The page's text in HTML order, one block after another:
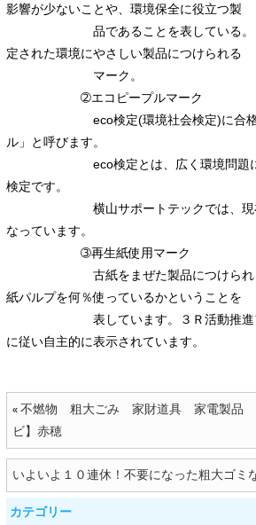
影響が少ないことや、環境保全に役立つ製
品であることを表している。日本
定された環境にやさしい製品につけられる
マーク。
➁エコピープルマーク
eco検定(環境社会検定)に合格し
ル」と呼びます。
eco検定とは、広く環境問題に関
検定です。
横山サポートテックでは、現在９
なっています。
➂再生紙使用マーク
古紙をまぜた製品につけられるマ
紙パルプを何％使っているかということを
表しています。３Ｒ活動推進フォ
に従い自主的に表示されています。
« 不燃物 粗大ごみ 家財道具 家電製品
ビ】赤穂
いよいよ１０連休！不要になった粗大ゴミ
カテゴリー